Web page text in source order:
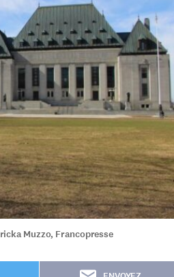
Muzzo, Francopresse